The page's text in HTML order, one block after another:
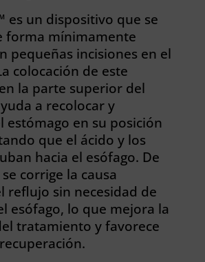
es un dispositivo que se
forma mínimamente
pequeñas incisiones en el
colocación de este
la parte superior del
a recolocar y
estómago en su posición
que el ácido y los
hacia el esófago. De
corrige la causa
reflujo sin necesidad de
esófago, lo que mejora la
tratamiento y favorece